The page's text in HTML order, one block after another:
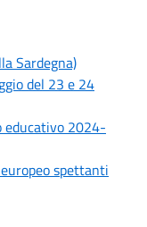
Sardegna)
del 23 e 24
educativo 2024-
spettanti